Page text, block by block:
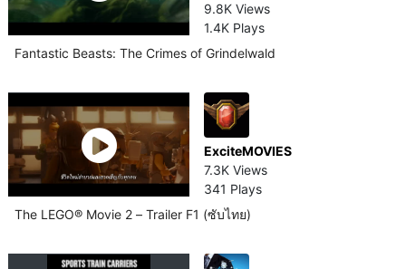
9.8K Views
1.4K Plays
Fantastic Beasts: The Crimes of Grindelwald
ExciteMOVIES
7.3K Views
341 Plays
The LEGO® Movie 2 – Trailer F1 (ซับไทย)